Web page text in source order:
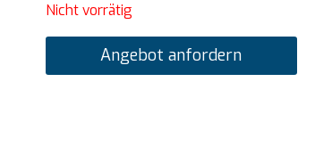
Nicht vorrätig
Angebot anfordern